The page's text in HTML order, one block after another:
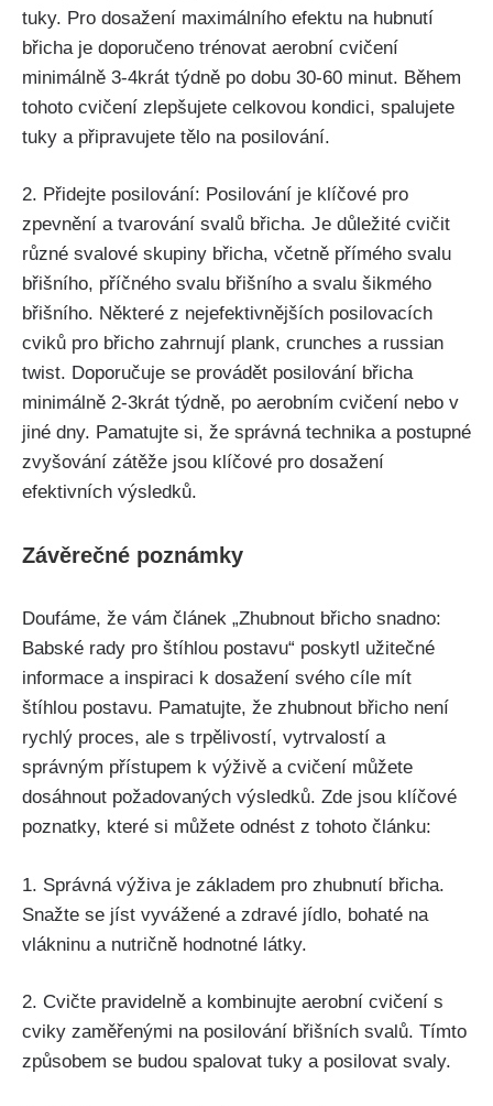
⁢tuky.⁢ Pro dosažení maximálního⁤ efektu‌ na hubnutí
břicha je‍ doporučeno trénovat aerobní cvičení
minimálně 3-4krát ‌týdně po​ dobu 30-60 minut. Během
tohoto cvičení zlepšujete celkovou kondici, ‍spalujete
tuky a připravujete tělo⁢ na posilování.
2. Přidejte posilování: Posilování je klíčové pro⁢
zpevnění a tvarování svalů ‍břicha. Je důležité cvičit⁣
různé‍ svalové skupiny břicha, včetně ⁤přímého svalu
břišního, příčného svalu břišního a svalu šikmého
břišního.​ Některé z​ nejefektivnějších posilovacích
cviků pro břicho zahrnují plank, ⁣crunches a russian
twist. Doporučuje se provádět posilování břicha
minimálně 2-3krát týdně, ⁣po aerobním cvičení nebo v
jiné ⁣dny. Pamatujte si, že správná technika a postupné
zvyšování zátěže ​jsou⁤ klíčové pro‍ dosažení
efektivních​ výsledků.
Závěrečné poznámky
Doufáme, že​ vám článek „Zhubnout břicho snadno: ​
Babské rady⁤ pro štíhlou​ postavu“ poskytl užitečné
informace a inspiraci k dosažení svého⁤ cíle mít
štíhlou postavu. Pamatujte, že zhubnout ⁣břicho není
rychlý proces, ale s‌ trpělivostí, vytrvalostí a
správným⁢ přístupem k výživě a cvičení můžete
dosáhnout‍ požadovaných výsledků. Zde jsou klíčové
poznatky, které si můžete ‍odnést ‍z‌ tohoto článku:
1. Správná výživa je základem pro zhubnutí břicha.
Snažte se ​jíst vyvážené a zdravé jídlo, bohaté na
vlákninu a nutričně​ hodnotné látky.
2. Cvičte pravidelně a kombinujte‍ aerobní cvičení s
cviky zaměřenými na posilování⁣ břišních svalů. Tímto
způsobem se budou spalovat tuky a ‌posilovat svaly.